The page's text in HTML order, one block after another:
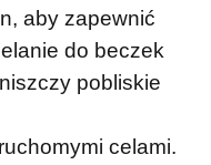
aby zapewnić
do beczek
pobliskie
celami.